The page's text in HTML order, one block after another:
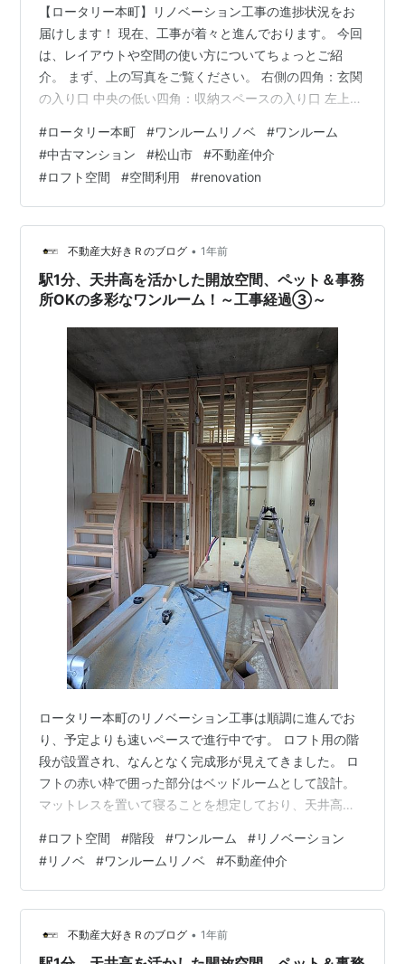
【ロータリー本町】リノベーション工事の進捗状況をお
届けします！ 現在、工事が着々と進んでおります。 今回
は、レイアウトや空間の使い方についてちょっとご紹
介。 まず、上の写真をご覧ください。 右側の四角：玄関
の入り口 中央の低い四角：収納スペースの入り口 左上の
か所は建具が設置される予定です。 さて、左上のベッド
スペースに入ってみましょう。 快適なベッドスペース 圧
倒的な天井高が魅力 収納スペースの活用 今後の予定 間
取り 物件概要 地図 快適なベッドスペース ベッドスペー
スは、セミダブルのマットレスが余裕をもって置ける広
さを確保。天井高は1.…
#ロータリー本町 #ワンルームリノベ #ワンルーム
#中古マンション #松山市 #不動産仲介
#ロフト空間 #空間利用 #renovation
不動産大好きＲのブログ • 1年前
駅1分、天井高を活かした開放空間、ペット＆事務
所OKの多彩なワンルーム！～工事経過③～
ロータリー本町のリノベーション工事は順調に進んでお
り、予定よりも速いペースで進行中です。 ロフト用の階
段が設置され、なんとなく完成形が見えてきました。 ロ
フトの赤い枠で囲った部分はベッドルームとして設計。
マットレスを置いて寝ることを想定しており、天井高は
こちらの天井高は約1.2メートル強。 施工を進める中で、
大工さんとも話していたのですが、「ここも寝られるの
では？」という意見が。確かに、友人が泊まりに来た際
にも活用できそうですね。短期滞在なら、二人暮らしも
十分可能なスペースになりました。 さらに、ロフトへは
梯子ではなく階段を採用。安定感があ…
#ロフト空間 #階段 #ワンルーム #リノベーション
#リノベ #ワンルームリノベ #不動産仲介
不動産大好きＲのブログ • 1年前